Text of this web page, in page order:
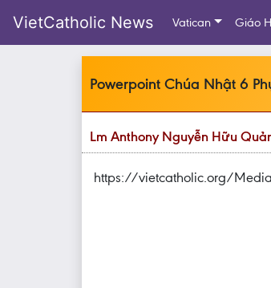
VietCatholic News Vatican Giáo
Powerpoint Chúa Nhật 6
Lm Anthony Nguyễn Hữu
https://vietcatholic.org/